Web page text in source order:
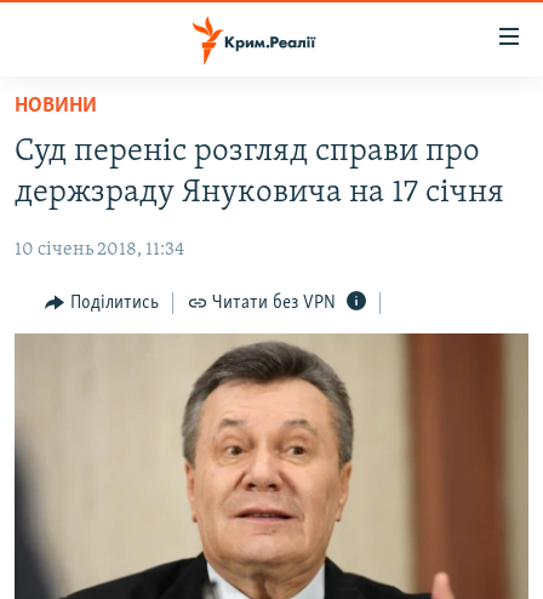
Перейти
основного
матеріалу
Перейти
до
навігації
Перейти
ВОДА.КРИМ
ВІДЕО ТА ФОТО
ПОЛІТИКА
БЛОГИ
ВІДЕОУРОКИ «ELIFBE»
ЯК ОБІЙТИ БЛОКУВАННЯ
Русский
НОВИНИ
Суд переніс розгляд справи про
держзраду Януковича на 17 січня
10 січень 2018, 11:34
Поділитись Читати без VPN